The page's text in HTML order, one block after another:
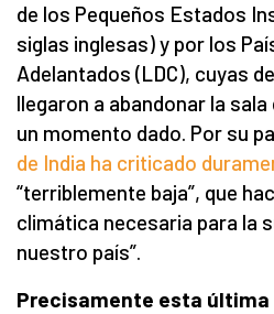
de los Pequeños Estados
siglas inglesas) y por los
Adelantados (LDC), cuyas
llegaron a abandonar la
un momento dado. Por su
de India ha criticado
“terriblemente baja”, que
climática necesaria para la
nuestro país”.
Precisamente esta última